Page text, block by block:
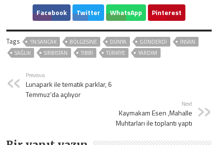
Facebook Twitter WhatsApp Pinterest
Tags 'IN SANCAK BÖLGESINE DÜNYA GÖNDERDI
İNSAN
SAĞLIK
SIRBISTAN TIBBI TÜRKİYE YARDIM
Previous
Lunapark ile tematik parklar, 6
Temmuz’da açılıyor
Next
Kaymakam Esen ,Mahalle
Muhtarları ile toplantı yaptı